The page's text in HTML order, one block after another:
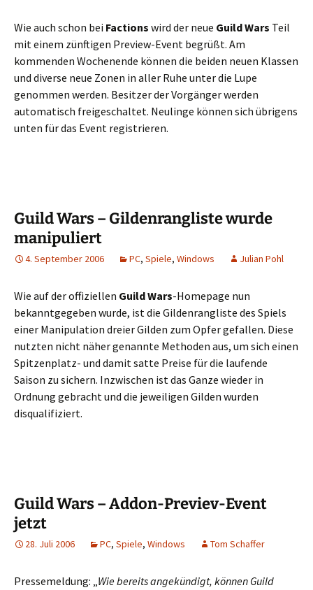
Wie auch schon bei Factions wird der neue Guild Wars Teil
mit einem zünftigen Preview-Event begrüßt. Am
kommenden Wochenende können die beiden neuen Klassen
und diverse neue Zonen in aller Ruhe unter die Lupe
genommen werden. Besitzer der Vorgänger werden
automatisch freigeschaltet. Neulinge können sich übrigens
unten für das Event registrieren.
Guild Wars – Gildenrangliste wurde
manipuliert
4. September 2006 PC, Spiele, Windows Julian Pohl
Wie auf der offiziellen Guild Wars-Homepage nun
bekanntgegeben wurde, ist die Gildenrangliste des Spiels
einer Manipulation dreier Gilden zum Opfer gefallen. Diese
nutzten nicht näher genannte Methoden aus, um sich einen
Spitzenplatz- und damit satte Preise für die laufende
Saison zu sichern. Inzwischen ist das Ganze wieder in
Ordnung gebracht und die jeweiligen Gilden wurden
disqualifiziert.
Guild Wars – Addon-Previev-Event
jetzt
28. Juli 2006 PC, Spiele, Windows Tom Schaffer
Pressemeldung: „Wie bereits angekündigt, können Guild